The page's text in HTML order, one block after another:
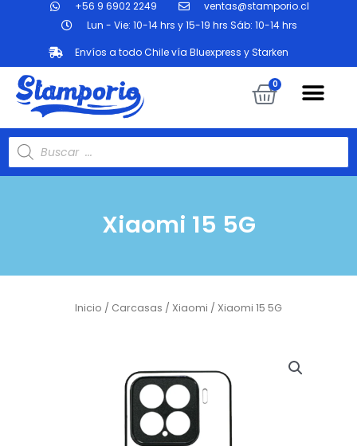
contenido
+56 9 6902 2249
ventas@stamporio.cl
Lun - Vie: 10-14 hrs y 15-19 hrs Sáb: 10-14 hrs
Envíos a todo Chile vía Bluexpress y Starken
0
Búsqueda
de
productos
Xiaomi 15 5G
Inicio / Carcasas / Xiaomi / Xiaomi 15 5G